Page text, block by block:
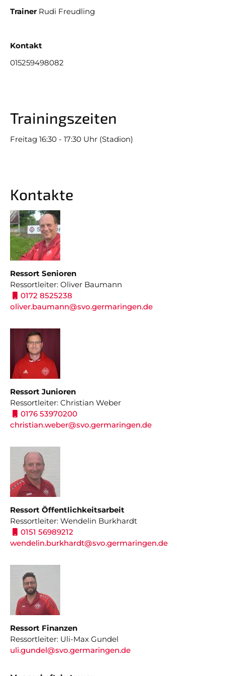
Trainer Rudi Freudling
Kontakt
015259498082
Trainingszeiten
Freitag 16:30 - 17:30 Uhr (Stadion)
Kontakte
Ressort Senioren
Ressortleiter: Oliver Baumann
0172 8525238
oliver.baumann@svo.germaringen.de
Ressort Junioren
Ressortleiter: Christian Weber
0176 53970200
christian.weber@svo.germaringen.de
Ressort Öffentlichkeitsarbeit
Ressortleiter: Wendelin Burkhardt
0151 56989212
wendelin.burkhardt@svo.germaringen.de
Ressort Finanzen
Ressortleiter: Uli-Max Gundel
uli.gundel@svo.germaringen.de
Termine
Sponsoring
Youtube Kanal
JUGEND 14-19 JAHRE
A Jugend
B Mädchen
B1 Jugend
B2 Jugend
C Mädchen
C1 Jugend
C2 Jugend
D3 Jugend
E1 Jugend
Bitte nehmen Sie Kontakt mit uns auf. Wir helfen
post@svo.germaringen.de
Navigation
überspringen
Anfahrt Impressum Datenschutz